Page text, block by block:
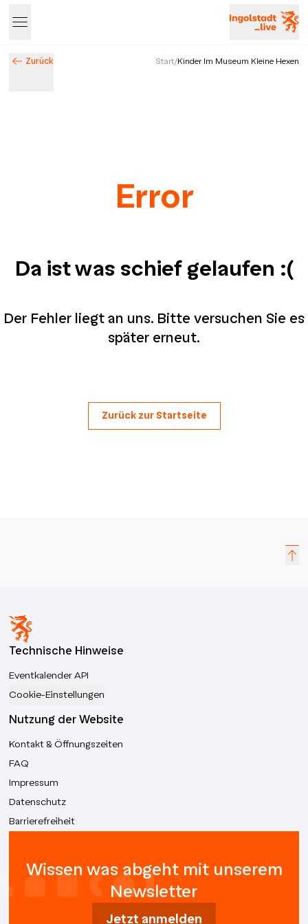
Zurück Start/Kinder Im Museum Kleine Hexen
Error
Da ist was schief gelaufen :(
Der Fehler liegt an uns. Bitte versuchen Sie es
später erneut.
Zurück zur Startseite
Technische Hinweise
Eventkalender API
Cookie-Einstellungen
Nutzung der Website
Kontakt & Öffnungszeiten
FAQ
Impressum
Datenschutz
Barrierefreiheit
Wissen was abgeht mit unserem
Newsletter
Jetzt anmelden